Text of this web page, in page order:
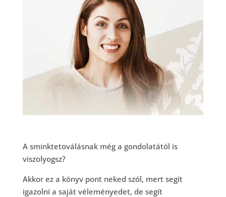
A sminktetoválásnak még a gondolatától is
viszolyogsz?
Akkor ez a könyv pont neked szól, mert segít
igazolni a saját véleményedet, de segít